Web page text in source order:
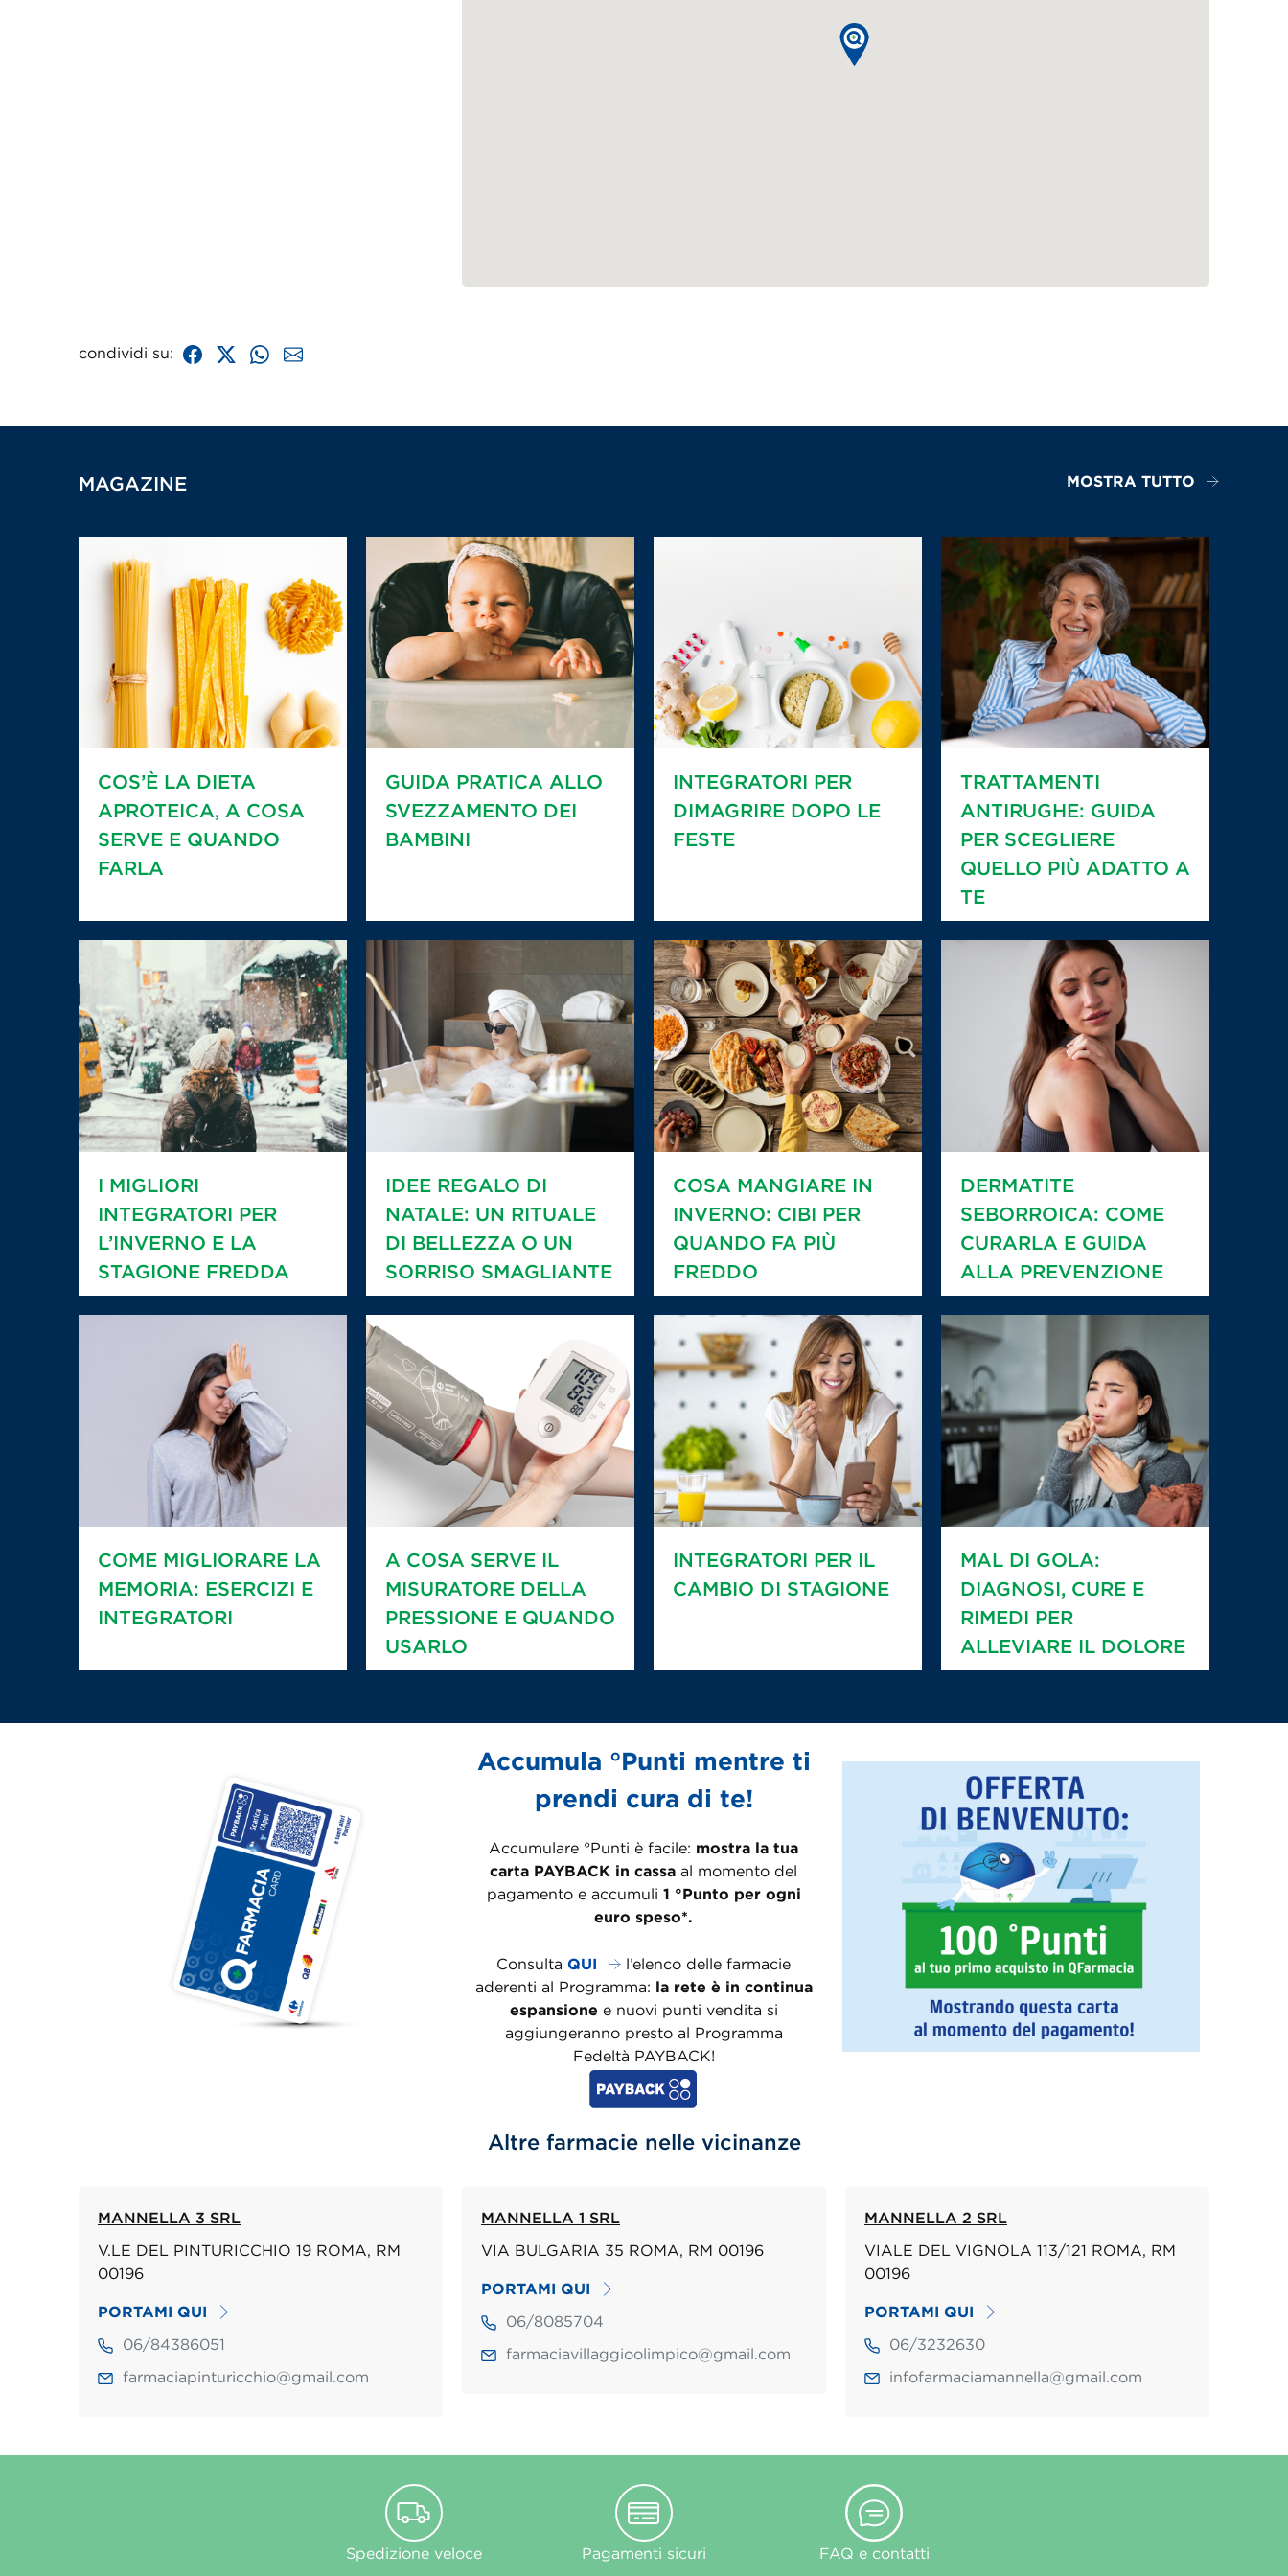
condividi su:
MAGAZINE MOSTRA TUTTO
COS’È LA DIETA
APROTEICA, A COSA
SERVE E QUANDO
FARLA
GUIDA PRATICA ALLO
SVEZZAMENTO DEI
BAMBINI
INTEGRATORI PER
DIMAGRIRE DOPO LE
FESTE
TRATTAMENTI
ANTIRUGHE: GUIDA
PER SCEGLIERE
QUELLO PIÙ ADATTO A
TE
I MIGLIORI
INTEGRATORI PER
L’INVERNO E LA
STAGIONE FREDDA
IDEE REGALO DI
NATALE: UN RITUALE
DI BELLEZZA O UN
SORRISO SMAGLIANTE
COSA MANGIARE IN
INVERNO: CIBI PER
QUANDO FA PIÙ
FREDDO
DERMATITE
SEBORROICA: COME
CURARLA E GUIDA
ALLA PREVENZIONE
COME MIGLIORARE LA
MEMORIA: ESERCIZI E
INTEGRATORI
A COSA SERVE IL
MISURATORE DELLA
PRESSIONE E QUANDO
USARLO
INTEGRATORI PER IL
CAMBIO DI STAGIONE
MAL DI GOLA:
DIAGNOSI, CURE E
RIMEDI PER
ALLEVIARE IL DOLORE
Accumula °Punti mentre ti
prendi cura di te!
Accumulare °Punti è facile: mostra la tua
carta PAYBACK in cassa al momento del
pagamento e accumuli 1 °Punto per ogni
euro speso*.
ConsultaQUI
l’elenco delle farmacie
aderenti al Programma: la rete è in continua
espansione e nuovi punti vendita si
aggiungeranno presto al Programma
Fedeltà PAYBACK!
Altre farmacie nelle vicinanze
MANNELLA 3 SRL
V.LE DEL PINTURICCHIO 19 ROMA, RM
00196
PORTAMI QUI
06/84386051
farmaciapinturicchio@gmail.com
MANNELLA 1 SRL
VIA BULGARIA 35 ROMA, RM 00196
PORTAMI QUI
06/8085704
farmaciavillaggioolimpico@gmail.com
MANNELLA 2 SRL
VIALE DEL VIGNOLA 113/121 ROMA, RM
00196
PORTAMI QUI
06/3232630
infofarmaciamannella@gmail.com
Spedizione veloce Pagamenti sicuri FAQ e contatti